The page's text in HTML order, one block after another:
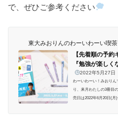
で、ぜひご参考ください
東大みおりんのわーいわーい喫茶
【先着順の予
『勉強が楽し
2022年5月27日
わーいわーい！みおりん
り、来月わたしの3冊目
売日は2022年6月20日(